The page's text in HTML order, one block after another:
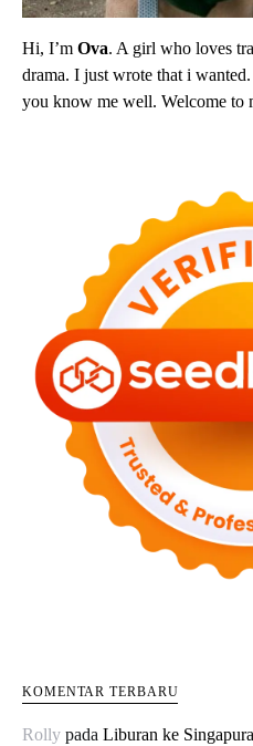
Hi, I’m Ova. A girl who loves
drama. I just wrote that i
you know me well. Welcome to
KOMENTAR TERBARU
Rolly pada Liburan ke